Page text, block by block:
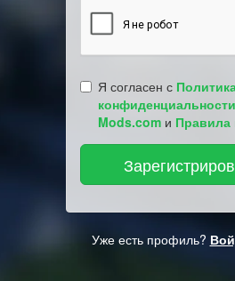
Я согласен с
Mods.com и Правила
Уже есть профиль?